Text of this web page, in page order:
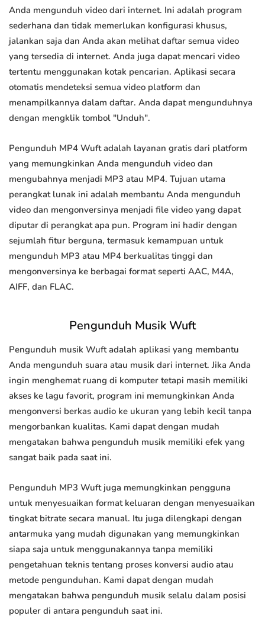
Anda mengunduh video dari internet. Ini adalah program
sederhana dan tidak memerlukan konfigurasi khusus,
jalankan saja dan Anda akan melihat daftar semua video
yang tersedia di internet. Anda juga dapat mencari video
tertentu menggunakan kotak pencarian. Aplikasi secara
otomatis mendeteksi semua video platform dan
menampilkannya dalam daftar. Anda dapat mengunduhnya
dengan mengklik tombol "Unduh".
Pengunduh MP4 Wuft adalah layanan gratis dari platform
yang memungkinkan Anda mengunduh video dan
mengubahnya menjadi MP3 atau MP4. Tujuan utama
perangkat lunak ini adalah membantu Anda mengunduh
video dan mengonversinya menjadi file video yang dapat
diputar di perangkat apa pun. Program ini hadir dengan
sejumlah fitur berguna, termasuk kemampuan untuk
mengunduh MP3 atau MP4 berkualitas tinggi dan
mengonversinya ke berbagai format seperti AAC, M4A,
AIFF, dan FLAC.
Pengunduh Musik Wuft
Pengunduh musik Wuft adalah aplikasi yang membantu
Anda mengunduh suara atau musik dari internet. Jika Anda
ingin menghemat ruang di komputer tetapi masih memiliki
akses ke lagu favorit, program ini memungkinkan Anda
mengonversi berkas audio ke ukuran yang lebih kecil tanpa
mengorbankan kualitas. Kami dapat dengan mudah
mengatakan bahwa pengunduh musik memiliki efek yang
sangat baik pada saat ini.
Pengunduh MP3 Wuft juga memungkinkan pengguna
untuk menyesuaikan format keluaran dengan menyesuaikan
tingkat bitrate secara manual. Itu juga dilengkapi dengan
antarmuka yang mudah digunakan yang memungkinkan
siapa saja untuk menggunakannya tanpa memiliki
pengetahuan teknis tentang proses konversi audio atau
metode pengunduhan. Kami dapat dengan mudah
mengatakan bahwa pengunduh musik selalu dalam posisi
populer di antara pengunduh saat ini.